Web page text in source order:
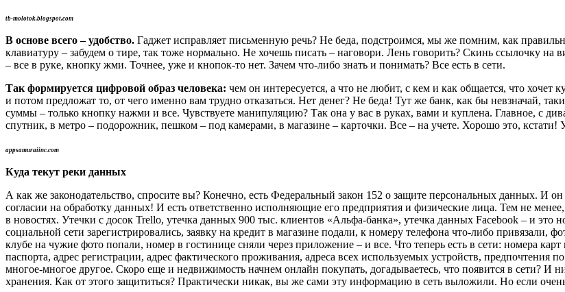
tb-molotok.blogspot.com
В основе всего – удобство. Гаджет исправляет письменную речь? Не беда, подстроимся, мы же помним, как
клавиатуру – забудем о тире, так тоже нормально. Не хочешь писать – наговори. Лень говорить? Скинь ссылочку на
– все в руке, кнопку жми. Точнее, уже и кнопок-то нет. Зачем что-либо знать и понимать? Все есть в сети.
Так формируется цифровой образ человека: чем он интересуется, а что не любит, с кем и как общается, что
и потом предложат то, от чего именно вам трудно отказаться. Нет денег? Не беда! Тут же банк, как бы невзначай,
суммы – только кнопку нажми и все. Чувствуете манипуляцию? Так она у вас в руках, вами и куплена. Главное, с
спутник, в метро – подорожник, пешком – под камерами, в магазине – карточки. Все – на учете. Хорошо это, кстати!
appsamuraiinc.com
Куда текут реки данных
А как же законодательство, спросите вы? Конечно, есть Федеральный закон 152 о защите персональных данных. И
согласии на обработку данных! И есть ответственно исполняющие его предприятия и физические лица. Тем не
в новостях. Утечки с досок Trello, утечка данных 900 тыс. клиентов «Альфа-банка», утечка данных Facebook – и это
социальной сети зарегистрировались, заявку на кредит в магазине подали, к номеру телефона что-либо привязали,
клубе на чужие фото попали, номер в гостинице сняли через приложение – и все. Что теперь есть в сети: номера
паспорта, адрес регистрации, адрес фактического проживания, адреса всех используемых устройств,
многое-многое другое. Скоро еще и недвижимость начнем онлайн покупать, догадываетесь, что появится в сети? И
хранения. Как от этого защититься? Практически никак, вы же сами эту информацию в сеть выложили. Но если